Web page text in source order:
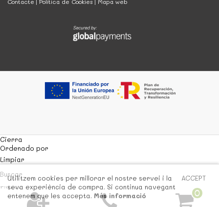
0
Cierra
Ordenado por
Limpiar
Buscar
Filtrar
ACCEPT
Utilitzem cookies per millorar el nostre servei i la
seva experiència de compra. Si continua navegant
entenem que les accepta. Més informació